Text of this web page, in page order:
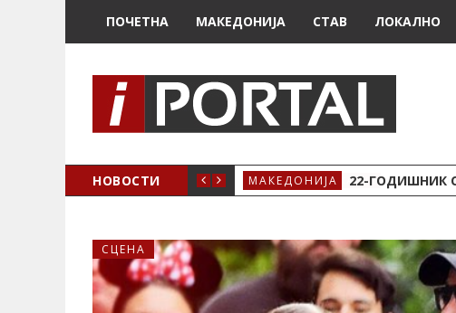
ПОЧЕТНА МАКЕДОНИЈА СТАВ ЛОКАЛНО
НОВОСТИ
ЖЕНСКО ЗДРАВЈЕ ВО КРИВА ПАЛАНКА МАКЕДОНИЈА 22-ГОДИШНИК
СЦЕНА